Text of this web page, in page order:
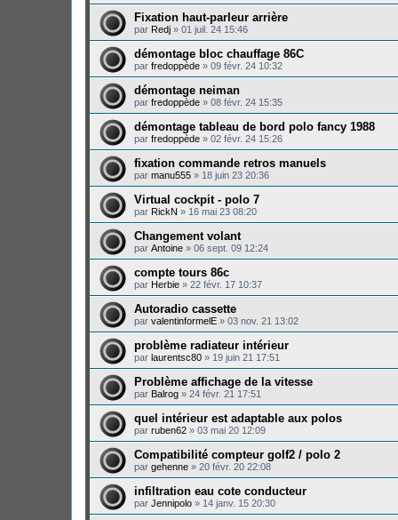
Fixation haut-parleur arrière
par Redj » 01 juil. 24 15:46
démontage bloc chauffage 86C
par fredoppède » 09 févr. 24 10:32
démontage neiman
par fredoppède » 08 févr. 24 15:35
démontage tableau de bord polo fancy 1988
par fredoppède » 02 févr. 24 15:26
fixation commande retros manuels
par manu555 » 18 juin 23 20:36
Virtual cockpit - polo 7
par RickN » 16 mai 23 08:20
Changement volant
par Antoine » 06 sept. 09 12:24
compte tours 86c
par Herbie » 22 févr. 17 10:37
Autoradio cassette
par valentinformelE » 03 nov. 21 13:02
problème radiateur intérieur
par laurentsc80 » 19 juin 21 17:51
Problème affichage de la vitesse
par Balrog » 24 févr. 21 17:51
quel intérieur est adaptable aux polos
par ruben62 » 03 mai 20 12:09
Compatibilité compteur golf2 / polo 2
par gehenne » 20 févr. 20 22:08
infiltration eau cote conducteur
par Jennipolo » 14 janv. 15 20:30